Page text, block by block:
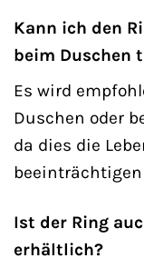
Kann ich den
beim Duschen
Es wird
Duschen oder
da dies die
Ist der Ring
erhältlich?